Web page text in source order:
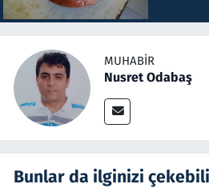
MUHABIR
Nusret Odabaş
Bunlar da ilginizi